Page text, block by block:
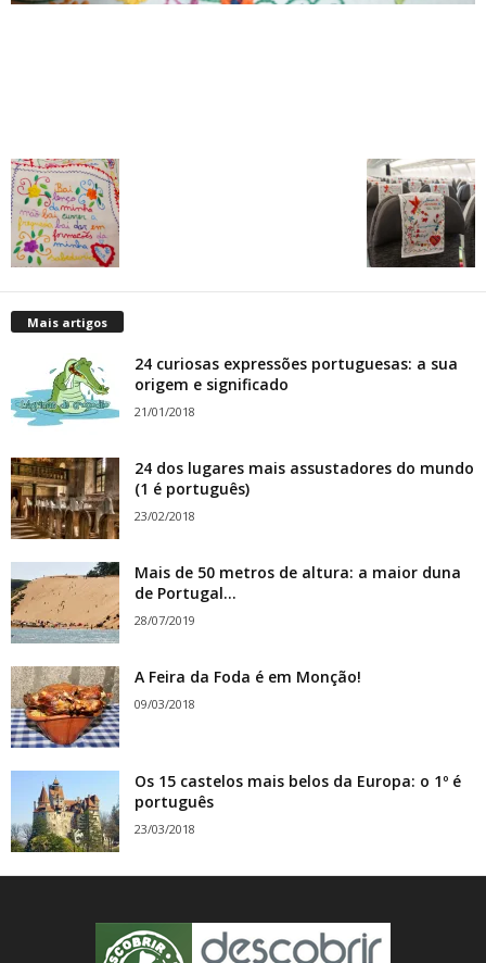
Mais artigos
24 curiosas expressões portuguesas: a sua
origem e significado
21/01/2018
24 dos lugares mais assustadores do mundo
(1 é português)
23/02/2018
Mais de 50 metros de altura: a maior duna
de Portugal...
28/07/2019
A Feira da Foda é em Monção!
09/03/2018
Os 15 castelos mais belos da Europa: o 1º é
português
23/03/2018